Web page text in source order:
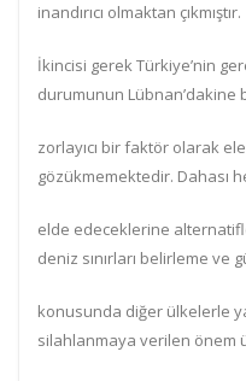
inandırıcı olmaktan çıkmıştır.
İkincisi gerek Türkiye’nin
durumunun Lübnan’dakine
zorlayıcı bir faktör olarak
gözükmemektedir. Dahası
elde edeceklerine
deniz sınırları belirleme ve
konusunda diğer ülkelerle
silahlanmaya verilen önem